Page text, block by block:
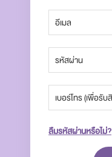
ลืมรหัสผ่านหรือไม่?